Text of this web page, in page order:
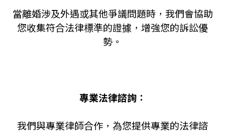
當離婚涉及外遇或其他爭議問題時，我們會協助
您收集符合法律標準的證據，增強您的訴訟優
勢。
專業法律諮詢：
我們與專業律師合作，為您提供專業的法律諮